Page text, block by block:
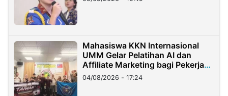
Mahasiswa KKN Internasional
UMM Gelar Pelatihan AI dan
Affiliate Marketing bagi Pekerja
Migran Indonesia di Taiwan
04/08/2026 - 17:24